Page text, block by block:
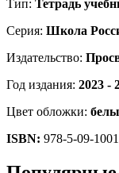
Тип: Тетрадь
Серия: Школа
Издательство:
Год издания: 2023 -
Цвет обложки:
ISBN: 978-5-09-